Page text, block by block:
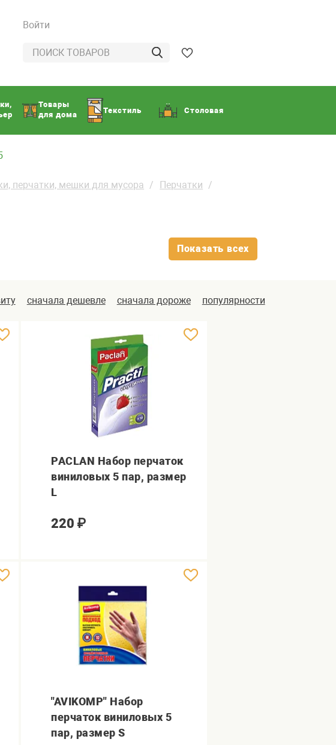
Войти
Товары
для дома
Текстиль Столовая
перчатки, мешки для мусора
Перчатки
Показать всех
сначала дешевле сначала дороже популярности
PACLAN Набор перчаток
виниловых 5 пар, размер
L
220 ₽
"AVIKOMP" Набор
перчаток виниловых 5
пар, размер S